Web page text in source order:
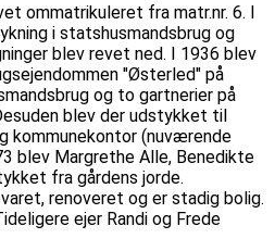
ommatrikuleret fra matr.nr. 6. I
i statshusmandsbrug og
blev revet ned. I 1936 blev
"Østerled" på
og to gartnerier på
blev der udstykket til
kommunekontor (nuværende
blev Margrethe Alle, Benedikte
fra gårdens jorde.
renoveret og er stadig bolig.
ejer Randi og Frede